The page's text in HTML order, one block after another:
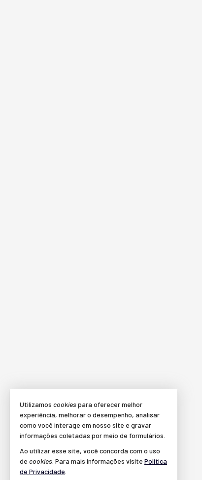
Utilizamos cookiespara oferecer melhor
experiência, melhorar o desempenho, analisar
como você interage em nosso site e gravar
informações coletadas por meio de formulários.
Ao utilizar esse site, você concorda com o uso
de cookies . Para mais informações visite Política
de Privacidade